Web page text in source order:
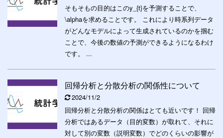
そもそもの目的はこのy_{t}を予測することで、
\alphaを求めることです。 これにより時系列データ
がどんなモデルによって生成されているのかを掴む
ことで、今後の数値の予測ができるようになるわけ
です。 ...
回帰分析と分散分析の関係性について
2024/11/2
回帰分析と分散分析の関係はとても近いです！ 回帰
分析ではあるデータ（目的変数）が取れて、それに
対して別の変数（説明変数）でどのくらいの影響が